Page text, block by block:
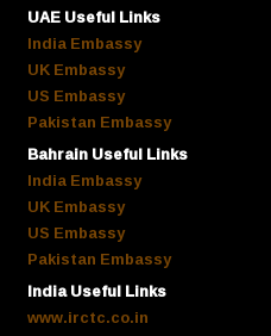
UAE Useful Links
India Embassy
UK Embassy
US Embassy
Pakistan Embassy
Bahrain Useful Links
India Embassy
UK Embassy
US Embassy
Pakistan Embassy
India Useful Links
www.irctc.co.in